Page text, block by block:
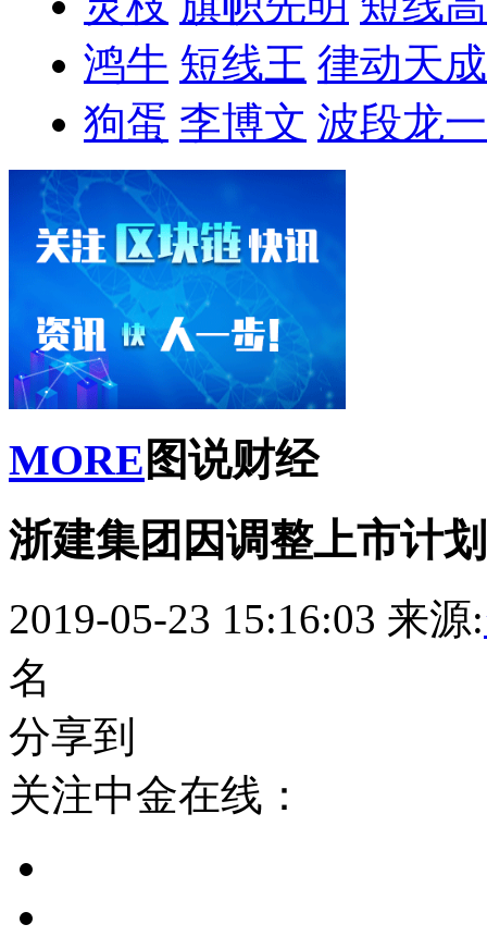
鸿牛 短线王 律动天成
狗蛋 李博文 波段龙一
MORE 图说财经
浙建集团因调整上市计
2019-05-23 15:16:03 来源:
名
分享到
关注中金在线：